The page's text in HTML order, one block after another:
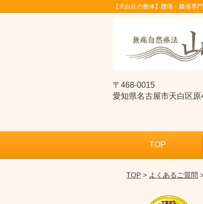
【天白区の整体】腰痛・膝痛
〒468-0015
愛知県名古屋市天白区原
TOP
TOP> よくあるご質問